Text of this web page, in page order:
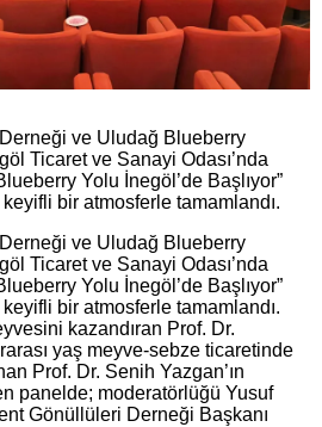
ve Uludağ Blueberry
Ticaret ve Sanayi Odası’nda
Yolu İnegöl’de Başlıyor”
bir atmosferle tamamlandı.
ve Uludağ Blueberry
Ticaret ve Sanayi Odası’nda
Yolu İnegöl’de Başlıyor”
bir atmosferle tamamlandı.
kazandıran Prof. Dr.
yaş meyve-sebze ticaretinde
Prof. Dr. Senih Yazgan’ın
panelde; moderatörlüğü Yusuf
Gönüllüleri Derneği Başkanı